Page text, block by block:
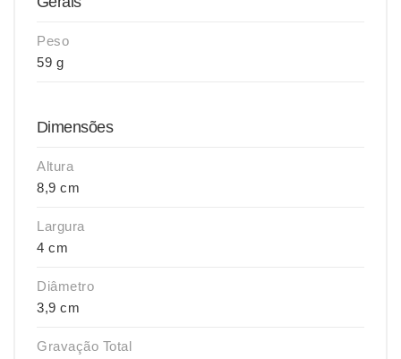
Peso
59 g
Dimensões
Altura
8,9 cm
Largura
4 cm
Diâmetro
3,9 cm
Gravação Total